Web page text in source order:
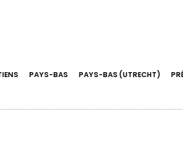
PAYS-BAS PAYS-BAS (UTRECHT)